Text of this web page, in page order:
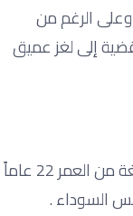
صعب وعلى الرغم من
إلى لغز عميق
الجريمة هزت الولايات المتحدة الأمريكة خاصة في لوس أنجلوس عام 1947 حيث تم العثور على جثة الشابة إليزابيث البالغة من العمر 22 عاماً
السوداء .